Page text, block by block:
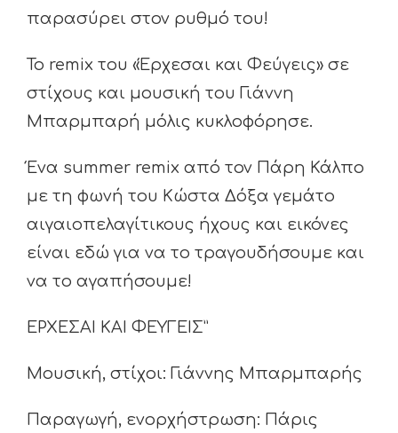
παρασύρει στον ρυθμό του!
Το remix του «Έρχεσαι και Φεύγεις» σε
στίχους και μουσική του Γιάννη
Μπαρμπαρή μόλις κυκλοφόρησε.
Ένα summer remix από τον Πάρη Κάλπο
με τη φωνή του Κώστα Δόξα γεμάτο
αιγαιοπελαγίτικους ήχους και εικόνες
είναι εδώ για να το τραγουδήσουμε και
να το αγαπήσουμε!
ΕΡΧΕΣΑΙ ΚΑΙ ΦΕΥΓΕΙΣ”
Μουσική, στίχοι: Γιάννης Μπαρμπαρής
Παραγωγή, ενορχήστρωση: Πάρις